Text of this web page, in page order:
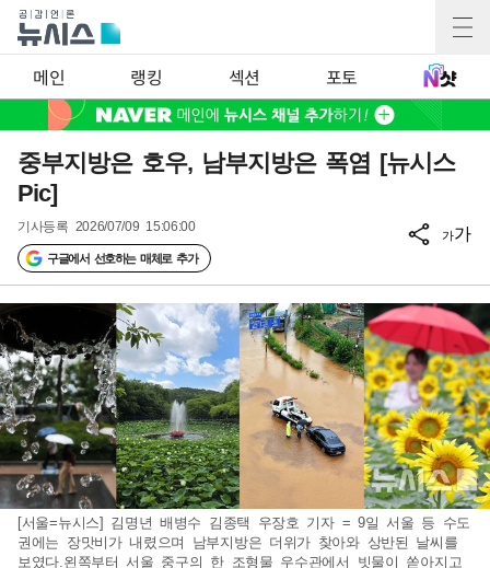
메인 랭킹 섹션 포토
중부지방은 호우, 남부지방은 폭염 [뉴시스
Pic]
기사등록 2026/07/09 15:06:00
구글에서 선호하는 매체로 추가
가가
[서울=뉴시스] 김명년 배병수 김종택 우장호 기자 = 9일 서울 등 수도
권에는 장맛비가 내렸으며 남부지방은 더위가 찾아와 상반된 날씨를
보였다.왼쪽부터 서울 중구의 한 조형물 우수관에서 빗물이 쏟아지고